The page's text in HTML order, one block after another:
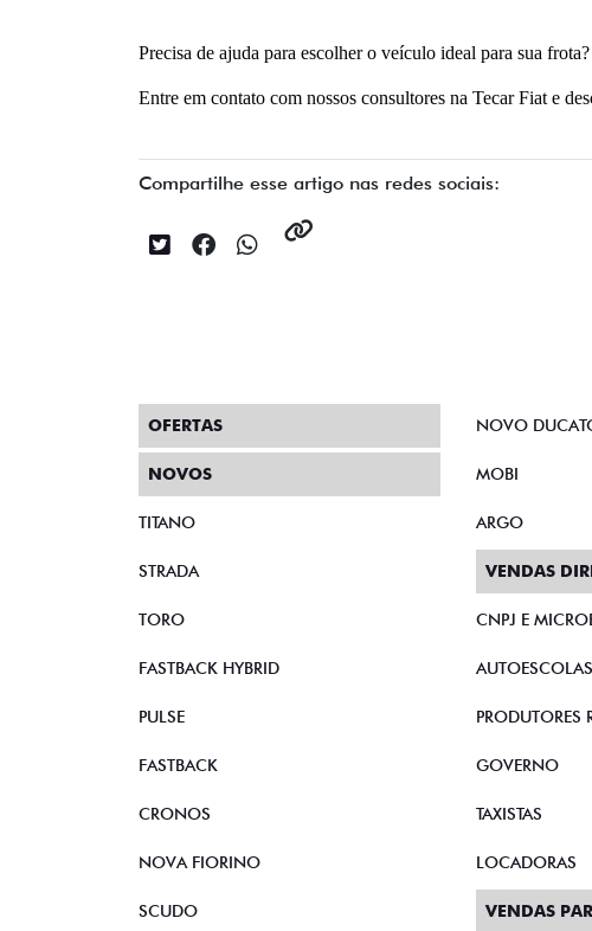
Precisa de ajuda para escolher o veículo ideal para sua frota?
Entre em contato com nossos consultores na Tecar Fiat e
Compartilhe esse artigo nas redes sociais:
OFERTAS
NOVOS
TITANO
STRADA
TORO
FASTBACK HYBRID
PULSE
FASTBACK
CRONOS
NOVA FIORINO
SCUDO
NOVO
MOBI
ARGO
VENDAS
CNPJ E
AUTOESCOLAS
PRODUTORES
GOVERNO
TAXISTAS
LOCADORAS
VENDAS